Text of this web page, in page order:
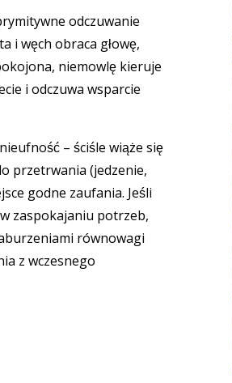
odczuwanie
i węch obraca głowę,
niemowlę kieruje
i odczuwa wsparcie
– ściśle wiąże się
przetrwania (jedzenie,
godne zaufania. Jeśli
zaspokajaniu potrzeb,
równowagi
z wczesnego